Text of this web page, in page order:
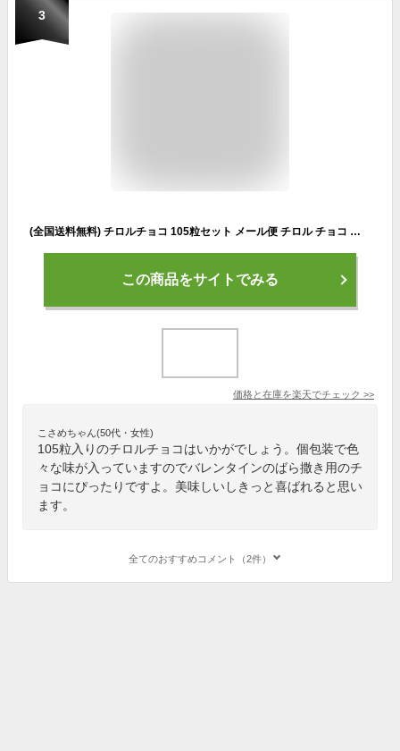
3
(全国送料無料) チロルチョコ 105粒セット メール便 チロル チョコ チョコレート チロルチョコ 詰め合わせ お菓子詰め合せ お菓子セット ばらまき 子ども おやつ 子供会 景品 販促 お祭り イベント パーティー 大量 大容量 個包装 (omtmb5657)
この商品をサイトでみる
価格と在庫を楽天でチェック >>
こさめちゃん(50代・女性)
105粒入りのチロルチョコはいかがでしょう。個包装で色
々な味が入っていますのでバレンタインのばら撒き用のチ
ョコにぴったりですよ。美味しいしきっと喜ばれると思い
ます。
全てのおすすめコメント（2件）